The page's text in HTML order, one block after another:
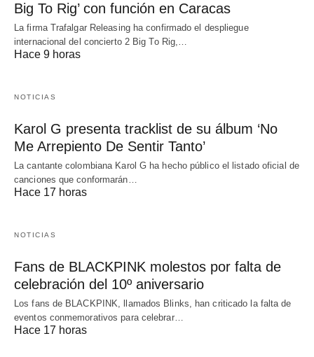
Big To Rig’ con función en Caracas
La firma Trafalgar Releasing ha confirmado el despliegue
internacional del concierto 2 Big To Rig,…
Hace 9 horas
NOTICIAS
Karol G presenta tracklist de su álbum ‘No
Me Arrepiento De Sentir Tanto’
La cantante colombiana Karol G ha hecho público el listado oficial de
canciones que conformarán…
Hace 17 horas
NOTICIAS
Fans de BLACKPINK molestos por falta de
celebración del 10º aniversario
Los fans de BLACKPINK, llamados Blinks, han criticado la falta de
eventos conmemorativos para celebrar…
Hace 17 horas